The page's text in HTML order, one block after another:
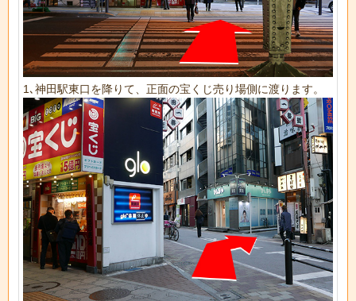
1､神田駅東口を降りて、正面の宝くじ売り場側に渡ります。